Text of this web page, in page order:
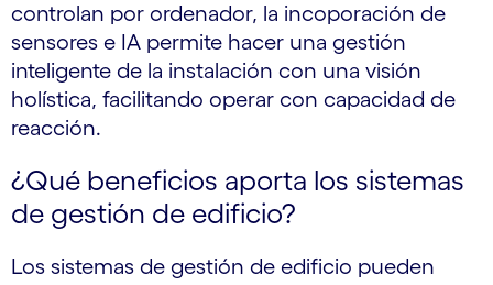
controlan por ordenador, la incoporación de
sensores e IA permite hacer una gestión
inteligente de la instalación con una visión
holística, facilitando operar con capacidad de
reacción.
¿Qué beneficios aporta los sistemas
de gestión de edificio?
Los sistemas de gestión de edificio pueden